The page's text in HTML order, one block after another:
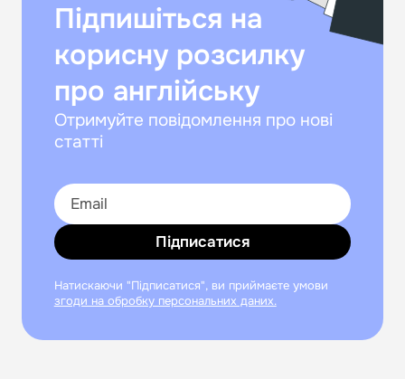
Підпишіться на
корисну розсилку
про англійську
Отримуйте повідомлення про нові
статті
Підписатися
Натискаючи "Підписатися", ви приймаєте умови
згоди на обробку персональних даних.